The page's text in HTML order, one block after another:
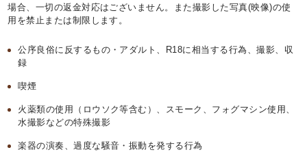
場合、一切の返金対応はございません。また撮影した写真(映像)の使
用を禁止または制限します。
公序良俗に反するもの・アダルト、R18に相当する行為、撮影、収
録
喫煙
火薬類の使用（ロウソク等含む）、スモーク、フォグマシン使用、
水撮影などの特殊撮影
楽器の演奏、過度な騒音・振動を発する行為